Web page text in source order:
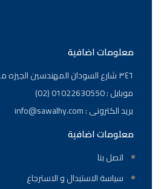
معلومات اضافية
٣٤٦ شارع السودان المهندسين الجيزه مصر
موبايل : 01022630550 (02)
بريد الكترونى : info@sawalhy.com
معلومات اضافية
اتصل بنا
سياسة الاستبدال و الاسترجاع